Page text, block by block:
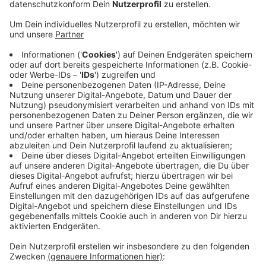
Methode Frauen in die Prostitution zu treiben. Die
Verurteilte wurde vor allem eingesetzt, um die
erlangen. Das Landgericht sprach den Mann
außerdem wegen vorsätzlicher Körperverletzung
schuldig. Mit zwei Freunden meldete er sich auf
eine Handyverkaufsanzeige, vereinbarte ein
Treffen und schlug dem Verkäufer dann mit der
Faust ins Gesicht, um ihm das Handy zu klauen. In
dem anderen Fall bot er sich über eine Anzeige für
homosexuelle Dienstleistungen an und versuchte
den potentiellen Freier auszurauben. Der Versuch
scheiterte allerdings.
Veröffentlicht:Dienstag, 22.12.2020 13:19
Anzeige